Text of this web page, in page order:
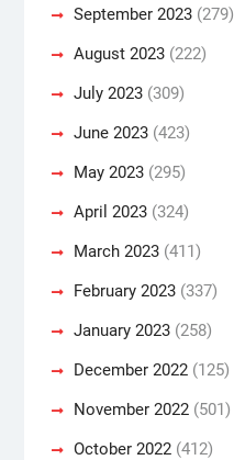
September 2023(279)
August 2023(222)
July 2023(309)
June 2023(423)
May 2023(295)
April 2023(324)
March 2023(411)
February 2023(337)
January 2023(258)
December 2022(125)
November 2022(501)
October 2022(412)